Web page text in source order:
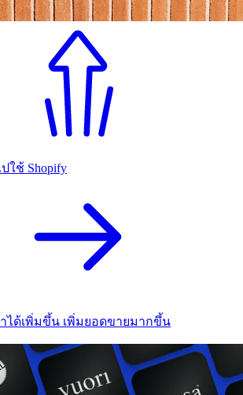
ใช้ Shopify
ได้เพิ่มขึ้น เพิ่มยอดขายมากขึ้น